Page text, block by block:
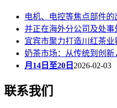
电机、电控等焦点部件
并正在海外分公司及处事
宜宾市聚力打造川红茶业
奶茶市场：从传统到创新
月14日至20日 2026-02-03
联系我们